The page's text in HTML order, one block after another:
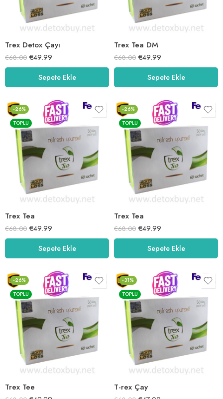
Trex Detox Çayı
€68.00 €49.99
Sepete Ekle
Trex Tea DM
€68.00 €49.99
Sepete Ekle
-26%
TOPLU
Trex Tea
€68.00 €49.99
Sepete Ekle
-26%
TOPLU
Trex Tea
€68.00 €49.99
Sepete Ekle
-26%
TOPLU
Trex Tee
-31%
TOPLU
T-rex Çay